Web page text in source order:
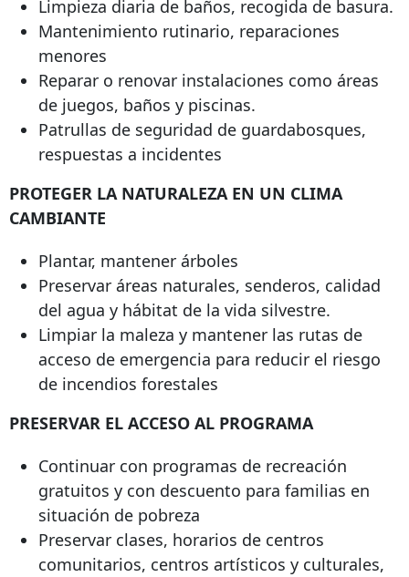
Limpieza diaria de baños, recogida de basura.
Mantenimiento rutinario, reparaciones
menores
Reparar o renovar instalaciones como áreas
de juegos, baños y piscinas.
Patrullas de seguridad de guardabosques,
respuestas a incidentes
PROTEGER LA NATURALEZA EN UN CLIMA
CAMBIANTE
Plantar, mantener árboles
Preservar áreas naturales, senderos, calidad
del agua y hábitat de la vida silvestre.
Limpiar la maleza y mantener las rutas de
acceso de emergencia para reducir el riesgo
de incendios forestales
PRESERVAR EL ACCESO AL PROGRAMA
Continuar con programas de recreación
gratuitos y con descuento para familias en
situación de pobreza
Preservar clases, horarios de centros
comunitarios, centros artísticos y culturales,